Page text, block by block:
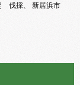
伐採、 新居浜市